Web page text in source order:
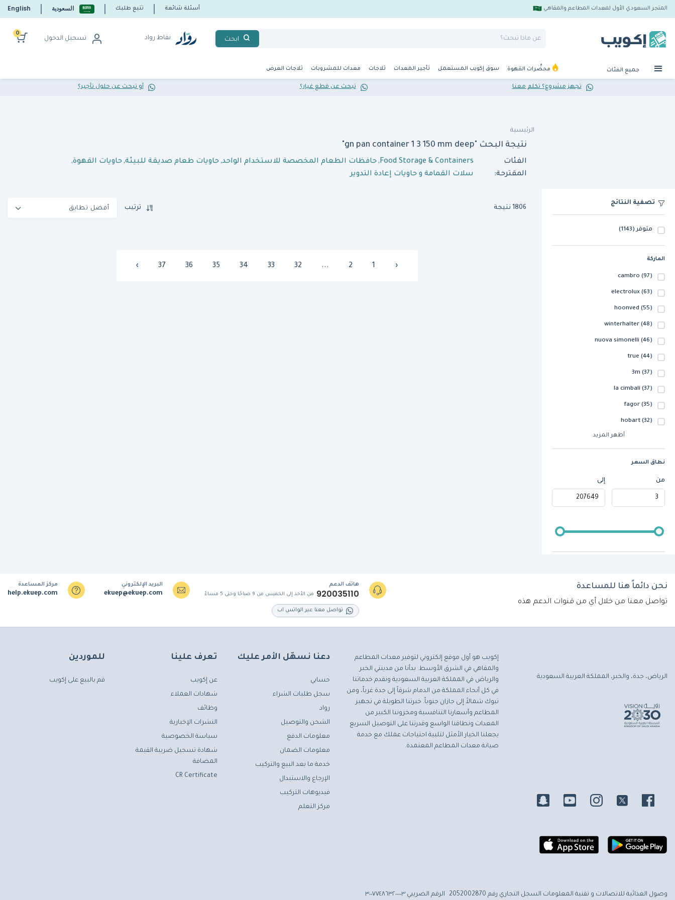
المتجر السعودي الأول لمعدات المطاعم والمقاهي أسئلة شائعة تتبع طلبك السعودية English
ابحث نقاط رواد تسجيل الدخول
0
جميع الفئات محضِّرات القهوة سوق إكويب المستعمل تأجير المعدات ثلاجات معدات للمشروبات ثلاجات العرض
تجهز مشروع؟ تكلم معنا تبحث عن قطع غيار؟ أو تبحث عن حلول تأجير؟
الرئيسية
نتيجة البحث "gn pan container 1 3 150 mm deep"
الفئات
المقترحة:
Food Storage & Containers
,حافظات الطعام المخصصة للاستخدام الواحد,حاويات طعام صديقة للبيئة,حاويات القهوة,
سلات القمامة و حاويات إعادة التدوير
تصفية النتائج
متوفر(1143)
الماركة
cambro (97)
electrolux (63)
hoonved (55)
winterhalter (48)
nuova simonelli (46)
true (44)
3m (37)
la cimbali (37)
fagor (35)
hobart (32)
أظهر المزيد
نطاق السعر
من إلى
1806 نتيجة ترتيب أفضل تطابق
‹
1
2
...
32
33
34
35
36
37
›
نحن دائماً هنا للمساعدة
تواصل معنا من خلال أي من قنوات الدعم هذه
هاتف الدعم
920035110 من الأحد إلى الخميس من 9 صباحًا وحتى 5 مساءً
تواصل معنا عبر الواتس اب
البريد الإلكتروني
ekuep@ekuep.com
مركز المساعدة
help.ekuep.com
الرياض، جدة، والخبر، المملكة العربية السعودية
إكويب هو أول موقع إلكتروني لتوفير معدات المطاعم
والمقاهي في الشرق الأوسط. بدأنا من مدينتي الخبر
والرياض في المملكة العربية السعودية ونقدم خدماتنا
في كل أنحاء المملكة من الدمام شرقاً إلى جدة غرباً، ومن
تبوك شمالاً إلى جازان جنوباً. خبرتنا الطويلة في تجهيز
المطاعم وأسعارنا التنافسية ومخزوننا الكبير من
المعدات ونطاقنا الواسع وقدرتنا على التوصيل السريع
يجعلنا الخيار الأمثل لتلبية احتياجات عملك مع خدمة
صيانة معدات المطاعم المعتمدة.
دعنا نسهّل الأمر عليك
حسابي
سجل طلبات الشراء
رواد
الشحن والتوصيل
معلومات الدفع
معلومات الضمان
خدمة ما بعد البيع والتركيب
الإرجاع والاستبدال
فيديوهات التركيب
مركز التعلم
تعرف علينا
عن إكويب
شهادات العملاء
وظائف
النشرات الإخبارية
سياسة الخصوصية
شهادة تسجيل ضريبة القيمة
المضافة
CR Certificate
للموردين
قم بالبيع على إكويب
وصول الغذائية للاتصالات و تقنية المعلومات السجل التجاري رقم 2052002870 الرقم الضريبي ٣٠٠٧٧٤٨٦٣٢٠٠٠٠٣